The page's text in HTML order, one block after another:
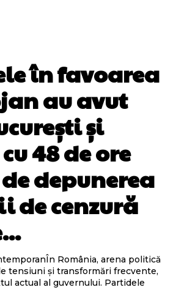
în favoarea
au avut
și
48 de ore
depunerea
de cenzură
România, arena politică
tensiuni și transformări frecvente,
actual al guvernului. Partidele